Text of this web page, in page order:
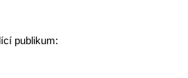
publikum: